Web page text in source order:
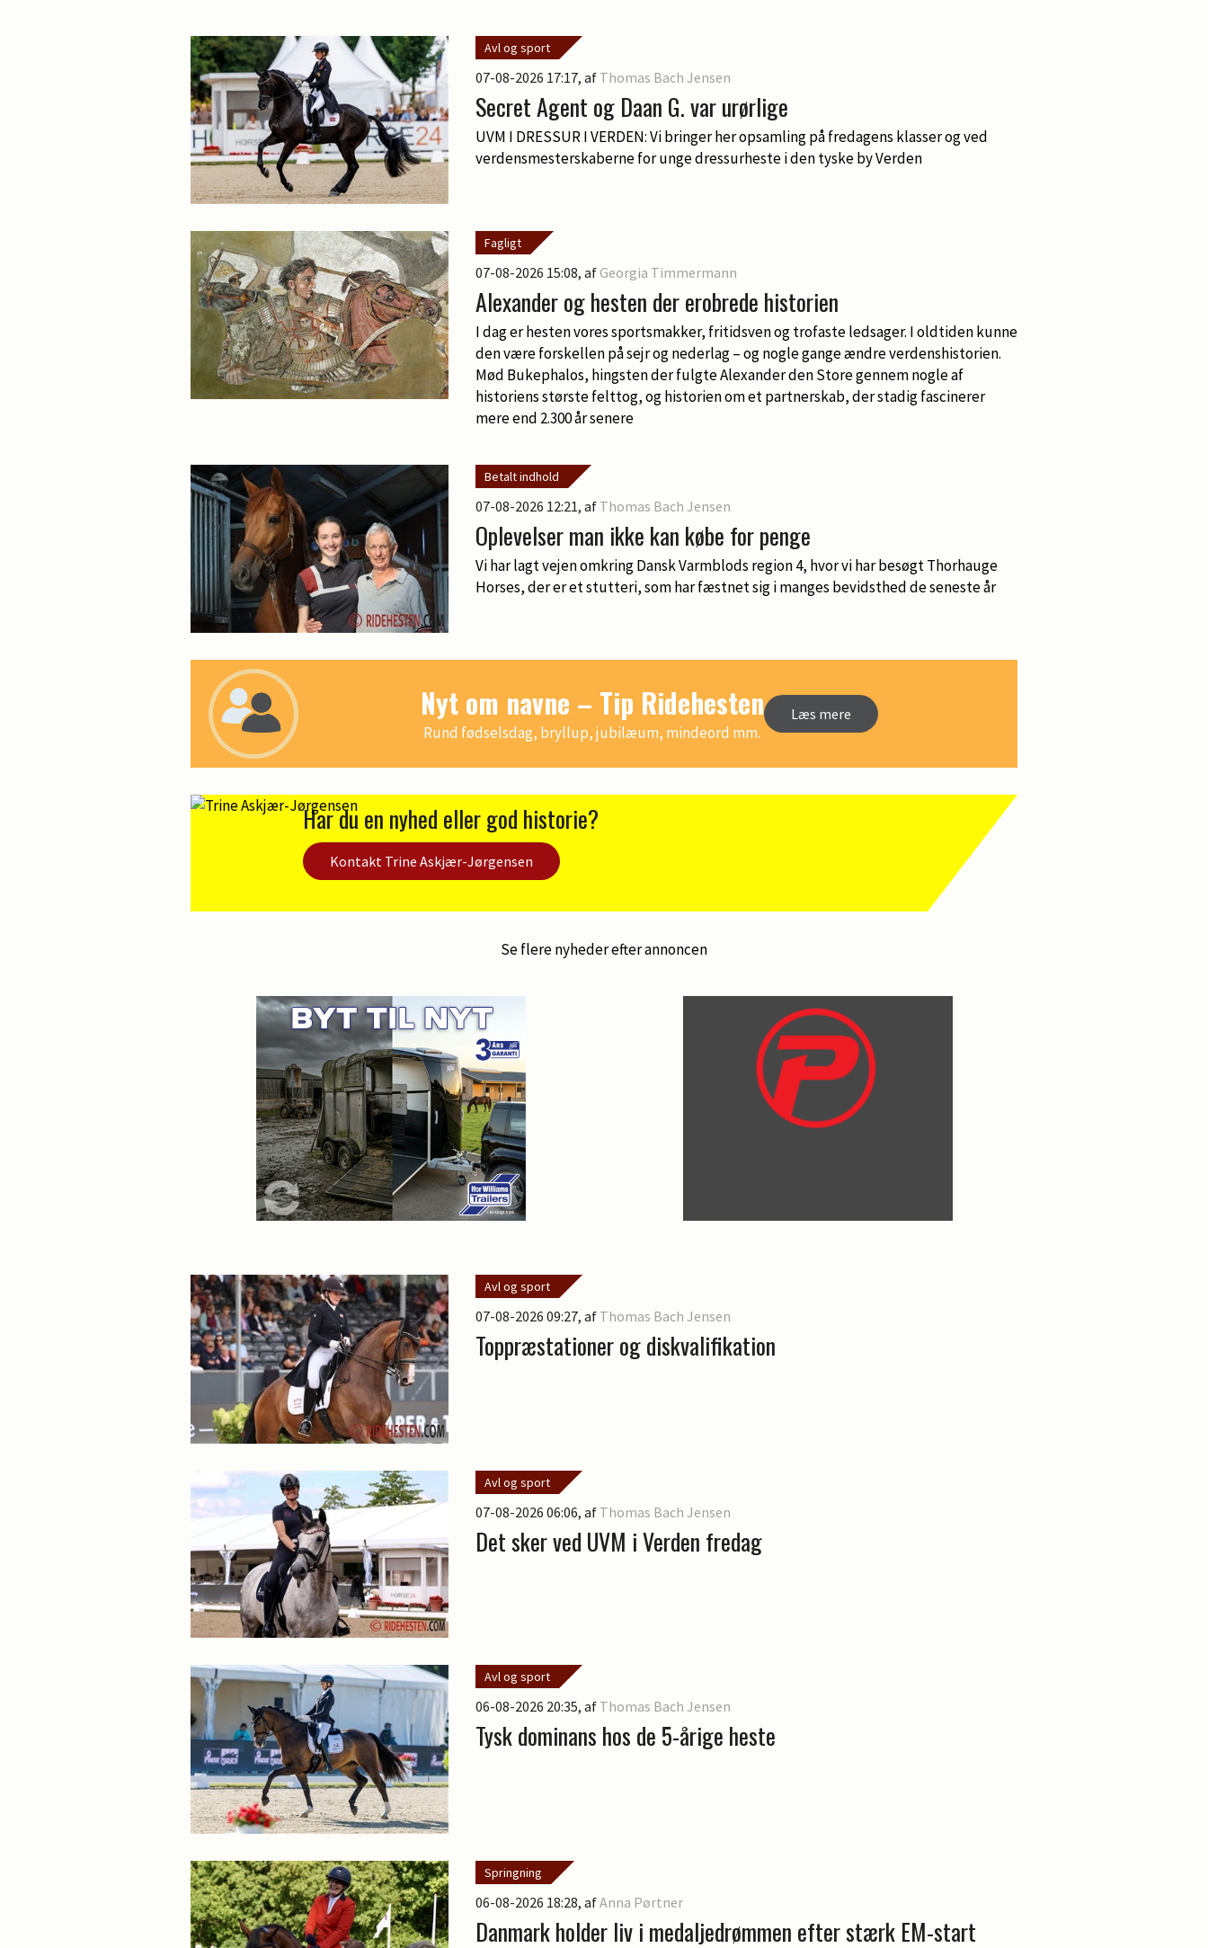
Avl og sport
07-08-2026 17:17, af Thomas Bach Jensen
Secret Agent og Daan G. var urørlige
UVM I DRESSUR I VERDEN: Vi bringer her opsamling på fredagens klasser og ved
verdensmesterskaberne for unge dressurheste i den tyske by Verden
Fagligt
07-08-2026 15:08, af Georgia Timmermann
Alexander og hesten der erobrede historien
I dag er hesten vores sportsmakker, fritidsven og trofaste ledsager. I oldtiden kunne
den være forskellen på sejr og nederlag – og nogle gange ændre verdenshistorien.
Mød Bukephalos, hingsten der fulgte Alexander den Store gennem nogle af
historiens største felttog, og historien om et partnerskab, der stadig fascinerer
mere end 2.300 år senere
Betalt indhold
07-08-2026 12:21, af Thomas Bach Jensen
Oplevelser man ikke kan købe for penge
Vi har lagt vejen omkring Dansk Varmblods region 4, hvor vi har besøgt Thorhauge
Horses, der er et stutteri, som har fæstnet sig i manges bevidsthed de seneste år
Nyt om navne – Tip Ridehesten
Rund fødselsdag, bryllup, jubilæum, mindeord mm.
Læs mere
Har du en nyhed eller god historie?
Kontakt Trine Askjær-Jørgensen
Se flere nyheder efter annoncen
Avl og sport
07-08-2026 09:27, af Thomas Bach Jensen
Toppræstationer og diskvalifikation
Avl og sport
07-08-2026 06:06, af Thomas Bach Jensen
Det sker ved UVM i Verden fredag
Avl og sport
06-08-2026 20:35, af Thomas Bach Jensen
Tysk dominans hos de 5-årige heste
Springning
06-08-2026 18:28, afAnna Pørtner
Danmark holder liv i medaljedrømmen efter stærk EM-start